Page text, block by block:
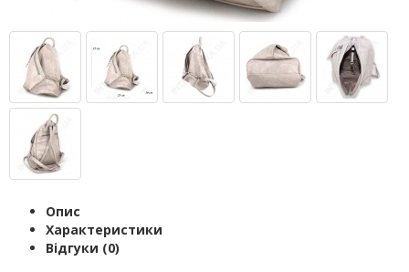
Опис
Характеристики
Відгуки (0)